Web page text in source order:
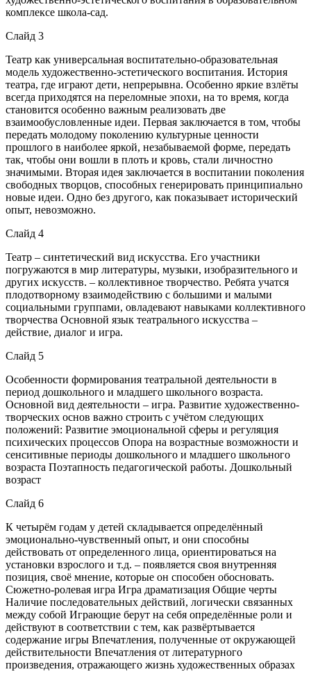
комплексе школа-сад.
Слайд 3
Театр как универсальная воспитательно-образовательная
модель художественно-эстетического воспитания. История
театра, где играют дети, непрерывна. Особенно яркие взлёты
всегда приходятся на переломные эпохи, на то время, когда
становится особенно важным реализовать две
взаимообусловленные идеи. Первая заключается в том, чтобы
передать молодому поколению культурные ценности
прошлого в наиболее яркой, незабываемой форме, передать
так, чтобы они вошли в плоть и кровь, стали личностно
значимыми. Вторая идея заключается в воспитании поколения
свободных творцов, способных генерировать принципиально
новые идеи. Одно без другого, как показывает исторический
опыт, невозможно.
Слайд 4
Театр – синтетический вид искусства. Его участники
погружаются в мир литературы, музыки, изобразительного и
других искусств. – коллективное творчество. Ребята учатся
плодотворному взаимодействию с большими и малыми
социальными группами, овладевают навыками коллективного
творчества Основной язык театрального искусства –
действие, диалог и игра.
Слайд 5
Особенности формирования театральной деятельности в
период дошкольного и младшего школьного возраста.
Основной вид деятельности – игра. Развитие художественно-
творческих основ важно строить с учётом следующих
положений: Развитие эмоциональной сферы и регуляция
психических процессов Опора на возрастные возможности и
сенситивные периоды дошкольного и младшего школьного
возраста Поэтапность педагогической работы. Дошкольный
возраст
Слайд 6
К четырём годам у детей складывается определённый
эмоционально-чувственный опыт, и они способны
действовать от определенного лица, ориентироваться на
установки взрослого и т.д. – появляется своя внутренняя
позиция, своё мнение, которые он способен обосновать.
Сюжетно-ролевая игра Игра драматизация Общие черты
Наличие последовательных действий, логически связанных
между собой Играющие берут на себя определённые роли и
действуют в соответствии с тем, как развёртывается
содержание игры Впечатления, полученные от окружающей
действительности Впечатления от литературного
произведения, отражающего жизнь художественных образах